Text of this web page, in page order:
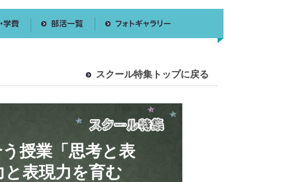
スクール特集トップに戻る
授業「思考と表
表現力を育む